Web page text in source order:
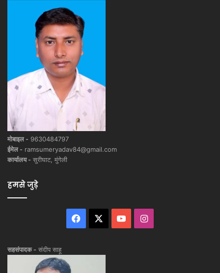
मोबाइल - 9630484797
ईमेल - ramsumeryadav84@gmail.com
कार्यालय - सुरीघाट, मुंगेली
हमसे जुड़े
Facebook YouTubeInstagram
सहसंपादक - संदीप साहू